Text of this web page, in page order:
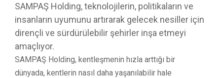
SAMPAŞ Holding, teknolojilerin, politikaların ve
insanların uyumunu artırarak gelecek nesiller için
dirençli ve sürdürülebilir şehirler inşa etmeyi
amaçlıyor.
SAMPAŞ Holding, kentleşmenin hızla arttığı bir
dünyada, kentlerin nasıl daha yaşanılabilir hale